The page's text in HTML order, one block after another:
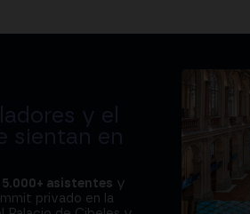
y el
sientan en
5.000+ asistentes y
privado en la